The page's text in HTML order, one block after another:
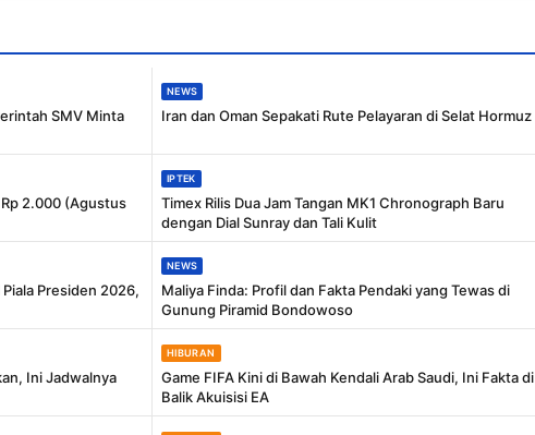
SMV Minta
NEWS
Iran dan Oman Sepakati Rute Pelayaran di Selat Hormuz
2.000 (Agustus
IPTEK
Timex Rilis Dua Jam Tangan MK1 Chronograph Baru
dengan Dial Sunray dan Tali Kulit
Presiden 2026,
NEWS
Maliya Finda: Profil dan Fakta Pendaki yang Tewas di
Gunung Piramid Bondowoso
Ini Jadwalnya
HIBURAN
Game FIFA Kini di Bawah Kendali Arab Saudi, Ini Fakta di
Balik Akuisisi EA